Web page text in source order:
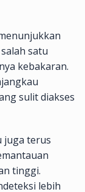
satu
kebakaran.
sulit diakses
juga terus
tinggi.
lebih